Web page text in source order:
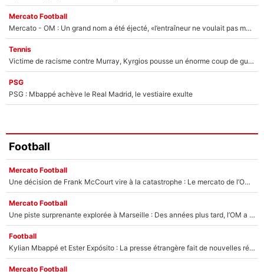
Mercato Football
Mercato - OM : Un grand nom a été éjecté, «l’entraîneur ne voulait pas me conserver»
Tennis
Victime de racisme contre Murray, Kyrgios pousse un énorme coup de gueule !
PSG
PSG : Mbappé achève le Real Madrid, le vestiaire exulte
Football
Mercato Football
Une décision de Frank McCourt vire à la catastrophe : Le mercato de l’OM provoque de nouvelles tensions en pleine crise financière !
Mercato Football
Une piste surprenante explorée à Marseille : Des années plus tard, l’OM a tenté de faire revenir le joueur qui avait provoqué le départ d’André Villas-Boas !
Football
Kylian Mbappé et Ester Expósito : La presse étrangère fait de nouvelles révélations sur leurs vacances en amoureux
Mercato Football